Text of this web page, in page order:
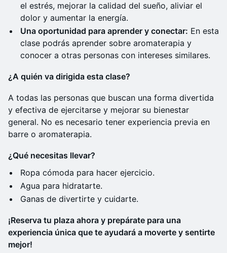
el estrés, mejorar la calidad del sueño, aliviar el
dolor y aumentar la energía.
Una oportunidad para aprender y conectar: En esta
clase podrás aprender sobre aromaterapia y
conocer a otras personas con intereses similares.
¿A quién va dirigida esta clase?
A todas las personas que buscan una forma divertida
y efectiva de ejercitarse y mejorar su bienestar
general. No es necesario tener experiencia previa en
barre o aromaterapia.
¿Qué necesitas llevar?
Ropa cómoda para hacer ejercicio.
Agua para hidratarte.
Ganas de divertirte y cuidarte.
¡Reserva tu plaza ahora y prepárate para una
experiencia única que te ayudará a moverte y sentirte
mejor!